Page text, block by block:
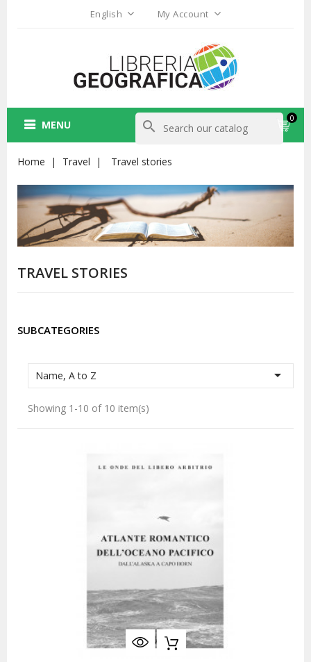
English My Account
0
MENU search
Home Travel Travel stories
TRAVEL STORIES
SUBCATEGORIES
Name, A to Z 
Showing 1-10 of 10 item(s)